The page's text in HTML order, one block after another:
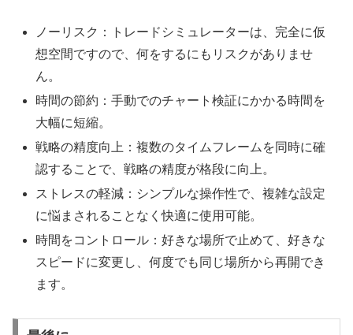
ノーリスク：トレードシミュレーターは、完全に仮
想空間ですので、何をするにもリスクがありませ
ん。
時間の節約：手動でのチャート検証にかかる時間を
大幅に短縮。
戦略の精度向上：複数のタイムフレームを同時に確
認することで、戦略の精度が格段に向上。
ストレスの軽減：シンプルな操作性で、複雑な設定
に悩まされることなく快適に使用可能。
時間をコントロール：好きな場所で止めて、好きな
スピードに変更し、何度でも同じ場所から再開でき
ます。